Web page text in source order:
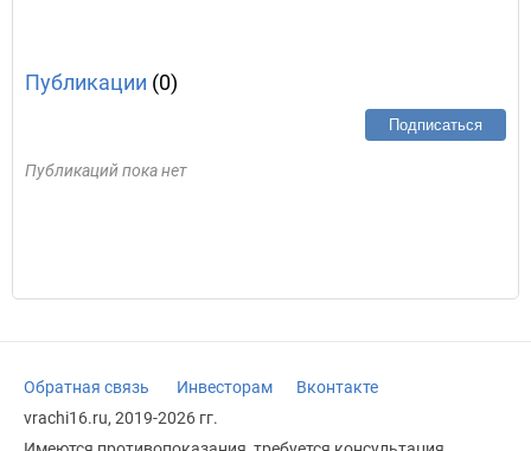
Публикации (0)
Подписаться
Публикаций пока нет
Обратная связь Инвесторам
Вконтакте
vrachi16.ru, 2019-2026 гг.